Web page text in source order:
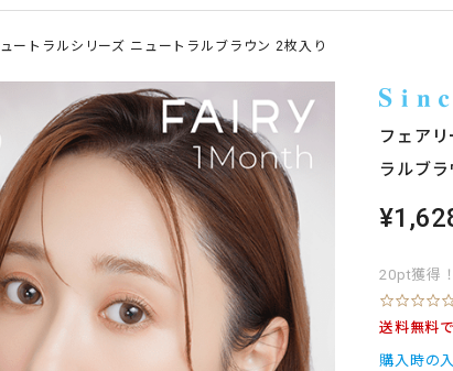
ートラルシリーズ ニュートラルブラウン 2枚入り
フェア
ラルブラ
20pt獲得！
送料無料
購入時の